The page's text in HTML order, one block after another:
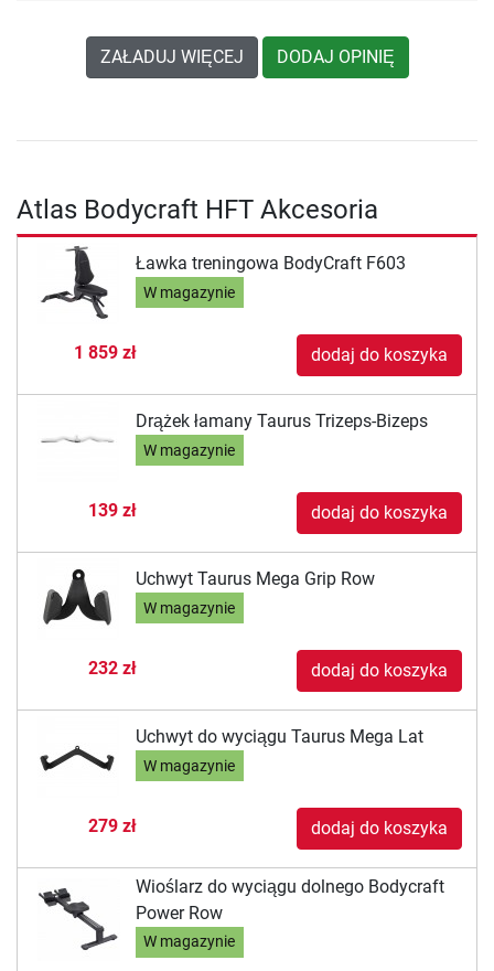
ZAŁADUJ WIĘCEJ DODAJ OPINIĘ
Atlas Bodycraft HFT Akcesoria
Ławka treningowa BodyCraft F603
W magazynie
1 859 zł dodaj do koszyka
Drążek łamany Taurus Trizeps-Bizeps
W magazynie
139 zł dodaj do koszyka
Uchwyt Taurus Mega Grip Row
W magazynie
232 zł dodaj do koszyka
Uchwyt do wyciągu Taurus Mega Lat
W magazynie
279 zł dodaj do koszyka
Wioślarz do wyciągu dolnego Bodycraft
Power Row
W magazynie